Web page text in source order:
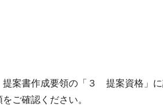
案書作成要領の「３ 提案資格」に
ご確認ください。